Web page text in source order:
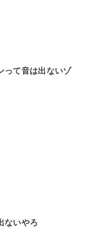
って音は出ないゾ
ないやろ